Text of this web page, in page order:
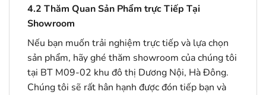
4.2 Thăm Quan Sản Phẩm trực Tiếp Tại
Showroom
Nếu bạn muốn trải nghiệm trực tiếp và lựa chọn
sản phẩm, hãy ghé thăm showroom của chúng tôi
tại BT M09-02 khu đô thị Dương Nội, Hà Đông.
Chúng tôi sẽ rất hân hạnh được đón tiếp bạn và